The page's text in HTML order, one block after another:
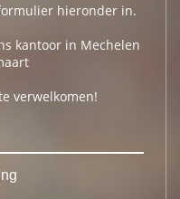
hieronder in.
kantoor in Mechelen
verwelkomen!